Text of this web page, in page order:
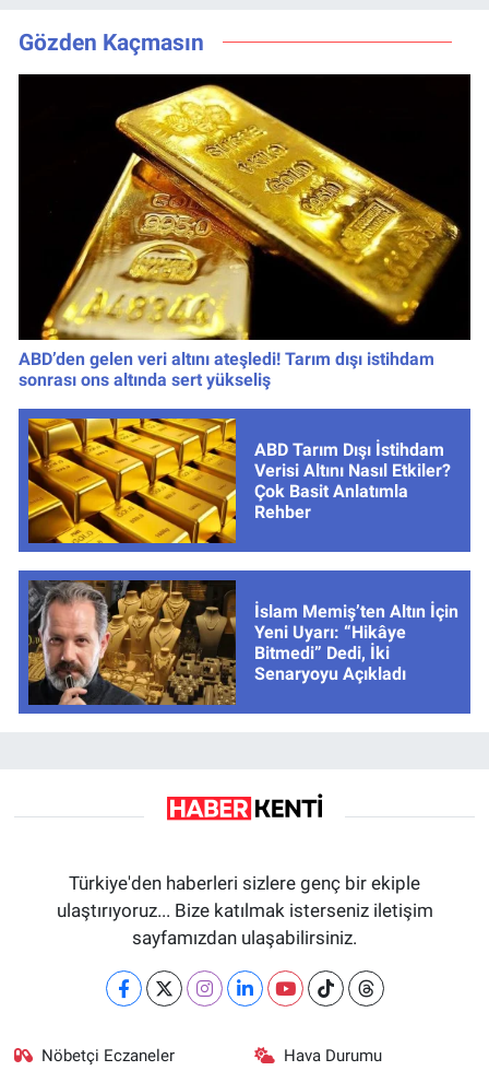
Beklentisi
Değişmedi
Gözden Kaçmasın
ABD’den gelen veri altını ateşledi! Tarım dışı istihdam
sonrası ons altında sert yükseliş
ABD Tarım Dışı İstihdam
Verisi Altını Nasıl Etkiler?
Çok Basit Anlatımla
Rehber
İslam Memiş’ten Altın İçin
Yeni Uyarı: “Hikâye
Bitmedi” Dedi, İki
Senaryoyu Açıkladı
Türkiye'den haberleri sizlere genç bir ekiple
ulaştırıyoruz... Bize katılmak isterseniz iletişim
sayfamızdan ulaşabilirsiniz.
Nöbetçi Eczaneler Hava Durumu